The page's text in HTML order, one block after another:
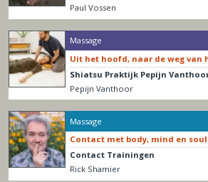
Paul Vossen
Massage
Uit het hoofd, naar de weg van
Shiatsu Praktijk Pepijn
Pepijn Vanthoor
Massage
Contact met body, mind en soul
Contact Trainingen
Rick Shamier